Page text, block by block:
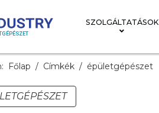
SZOLGÁLTATÁSOK
Főlap Címkék épületgépészet